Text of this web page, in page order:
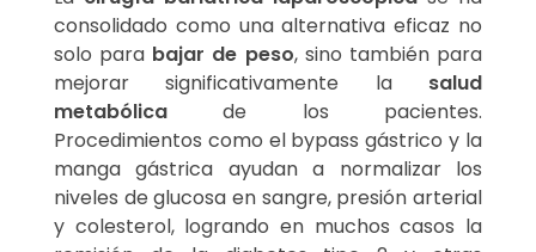
consolidado como una alternativa eficaz no
solo para bajar de peso, sino también para
mejorar significativamente la salud
metabólica de los pacientes.
Procedimientos como el bypass gástrico y la
manga gástrica ayudan a normalizar los
niveles de glucosa en sangre, presión arterial
y colesterol, logrando en muchos casos la